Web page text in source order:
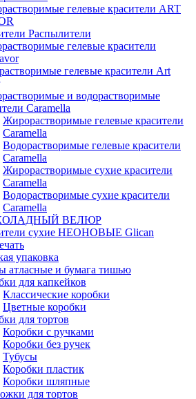
гелевые красители ART
Распылители
гелевые красители
гелевые красители Art
и водорастворимые
Caramella
Жирорастворимые гелевые красители
Caramella
Водорастворимые гелевые красители
Caramella
Жирорастворимые сухие красители
Caramella
Водорастворимые сухие красители
Caramella
ВЕЛЮР
сухие НЕОНОВЫЕ Glican
упаковка
атласные и бумага тишью
для капкейков
Классические коробки
Цветные коробки
для тортов
Коробки с ручками
Коробки без ручек
Тубусы
Коробки пластик
Коробки шляпные
для тортов